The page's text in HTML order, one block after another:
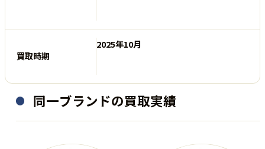
買取時期
2025年10月
同一ブランドの買取実績